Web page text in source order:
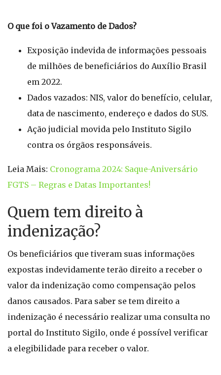
O que foi o Vazamento de Dados?
Exposição indevida de informações pessoais
de milhões de beneficiários do Auxílio Brasil
em 2022.
Dados vazados: NIS, valor do benefício, celular,
data de nascimento, endereço e dados do SUS.
Ação judicial movida pelo Instituto Sigilo
contra os órgãos responsáveis.
Leia Mais: Cronograma 2024: Saque-Aniversário
FGTS – Regras e Datas Importantes!
Quem tem direito à
indenização?
Os beneficiários que tiveram suas informações
expostas indevidamente terão direito a receber o
valor da indenização como compensação pelos
danos causados. Para saber se tem direito a
indenização é necessário realizar uma consulta no
portal do Instituto Sigilo, onde é possível verificar
a elegibilidade para receber o valor.